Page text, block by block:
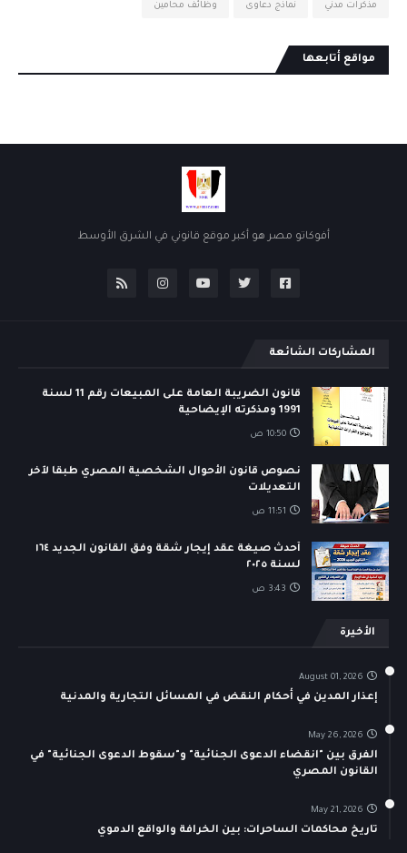
مذكرات مدني نماذج دعاوى وظائف محامين
مواقع أتابعها
أفوكاتو مصر هو أكبر موقع قانوني في الشرق الأوسط
المشاركات الشائعة
قانون الضريبة العامة على المبيعات رقم 11 لسنة
1991 ومذكرته الإيضاحية
10:50 ص
نصوص قانون الأحوال الشخصية المصري طبقا لآخر
التعديلات
11:51 ص
أحدث صيغة عقد إيجار شقة وفق القانون الجديد ١٦٤
لسنة ٢٠٢٥
3:43 ص
الأخيرة
August 01, 2026
إعذار المدين في أحكام النقض في المسائل التجارية والمدنية
May 26, 2026
الفرق بين "انقضاء الدعوى الجنائية" و"سقوط الدعوى الجنائية" في
القانون المصري
May 21, 2026
تاريخ محاكمات الساحرات: بين الخرافة والواقع الدموي